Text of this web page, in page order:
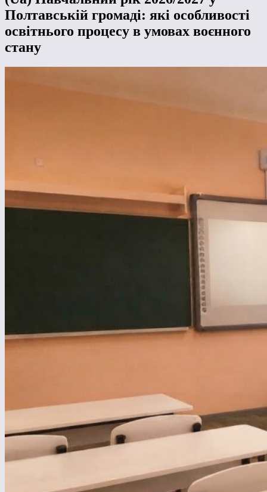
Полтавській громаді: які особливості
освітнього процесу в умовах воєнного
стану